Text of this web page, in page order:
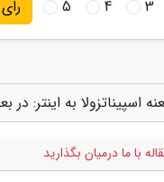
3
4
5 رای
اسپیناتزولا به
با ما درمیان بگذارید